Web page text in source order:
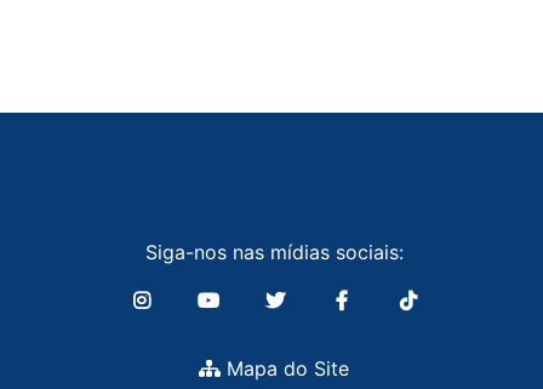
Siga-nos nas mídias sociais:
Mapa do Site